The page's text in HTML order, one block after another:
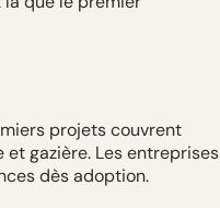
projets couvrent
gazière. Les entreprises
dès adoption.